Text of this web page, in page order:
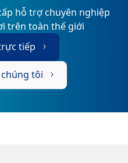
hỗ trợ chuyên nghiệp
trên toàn thế giới
tiếp
tôi